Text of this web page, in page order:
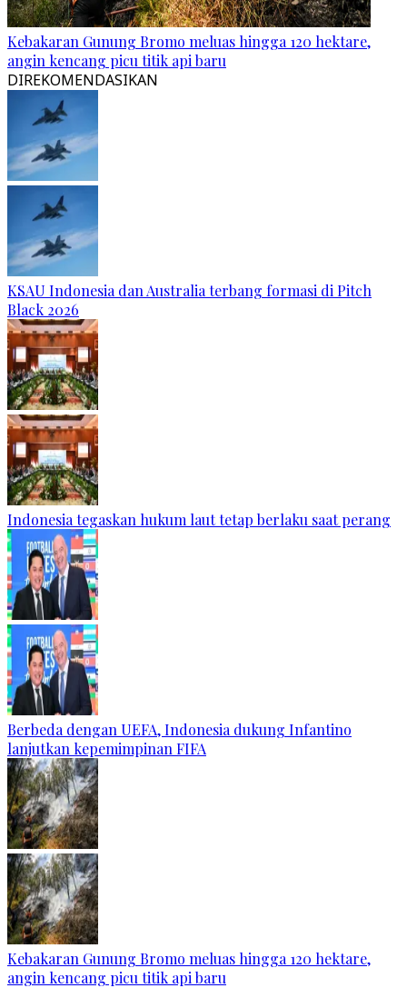
Kebakaran Gunung Bromo meluas hingga 120 hektare,
angin kencang picu titik api baru
DIREKOMENDASIKAN
KSAU Indonesia dan Australia terbang formasi di Pitch
Black 2026
Indonesia tegaskan hukum laut tetap berlaku saat perang
Berbeda dengan UEFA, Indonesia dukung Infantino
lanjutkan kepemimpinan FIFA
Kebakaran Gunung Bromo meluas hingga 120 hektare,
angin kencang picu titik api baru